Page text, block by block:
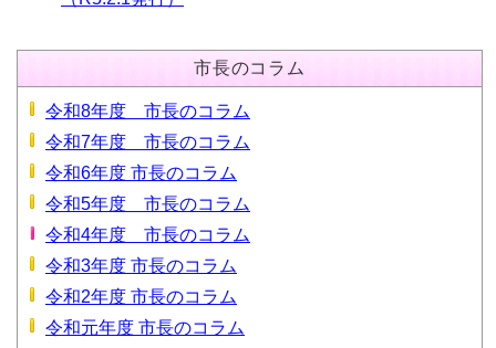
市長のコラム
令和8年度 市長のコラム
令和7年度 市長のコラム
令和6年度 市長のコラム
令和5年度 市長のコラム
令和4年度 市長のコラム
令和3年度 市長のコラム
令和2年度 市長のコラム
令和元年度 市長のコラム